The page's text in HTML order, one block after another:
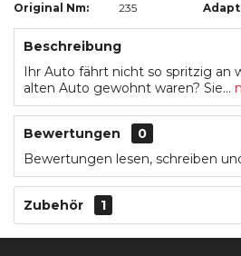
Original Nm:
235
Beschreibung
Ihr Auto fährt nicht so spritzig an
alten Auto gewohnt waren? Sie...
Bewertungen
0
Bewertungen lesen, schreiben
Zubehör 1